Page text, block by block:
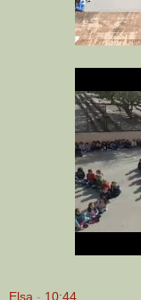
Elsa - 10:44